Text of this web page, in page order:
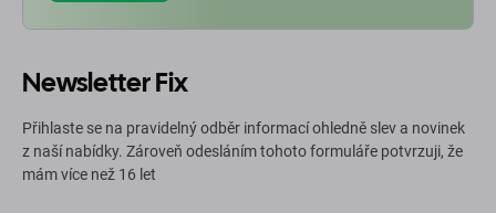
Newsletter Fix
Přihlaste se na pravidelný odběr informací ohledně slev a novinek
z naší nabídky. Zároveň odesláním tohoto formuláře potvrzuji, že
mám více než 16 let